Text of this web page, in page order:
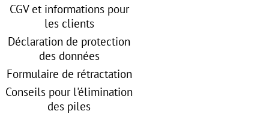
CGV et informations pour
les clients
Déclaration de protection
des données
Formulaire de rétractation
Conseils pour l'élimination
des piles